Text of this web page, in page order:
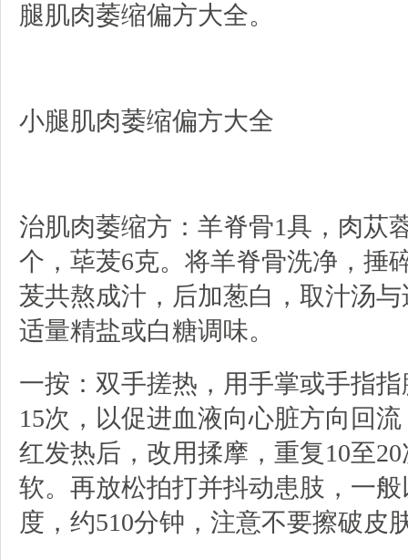
腿肌肉萎缩偏方大全。
小腿肌肉萎缩偏方大全
治肌肉萎缩方：羊脊骨1具，肉苁
个，荜茇6克。将羊脊骨洗净，捶
茇共熬成汁，后加葱白，取汁汤
适量精盐或白糖调味。
一按：双手搓热，用手掌或手指
15次，以促进血液向心脏方向回
红发热后，改用揉摩，重复10至
软。再放松拍打并抖动患肢，一
度，约510分钟，注意不要擦破皮